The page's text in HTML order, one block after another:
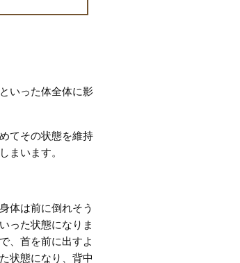
いった体全体に影
てその状態を維持
まいます。
体は前に倒れそう
った状態になりま
、首を前に出すよ
状態になり、背中